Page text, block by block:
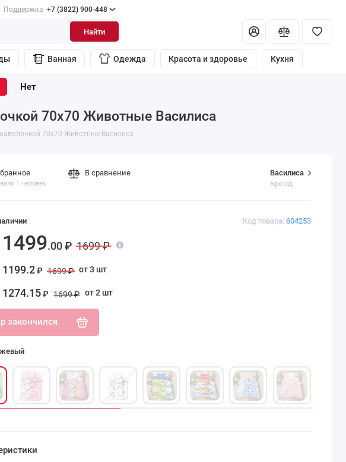
Поддержка +7 (3822) 900-448
Найти
Ванная Одежда Красота и здоровье Кухня
70х70 Животные Василиса
70х70 Животные Василиса
Код товара: 604253
Василиса
Бренд
1499.00 ₽ 1699 ₽
1199.2₽ 1699 ₽ от 3 шт
1274.15₽ 1699 ₽ от 2 шт
закончился
1 человек
В сравнение